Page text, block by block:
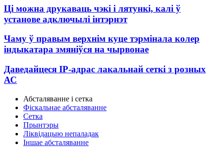
Ці можна друкаваць чэкі і лятункі, калі ў
установе адключылі інтэрнэт
Чаму ў правым верхнім куце тэрмінала колер
індыкатара змяніўся на чырвонае
Даведайцеся IP-адрас лакальнай сеткі з розных
АС
Абсталяванне і сетка
Фіскальнае абсталяванне
Сетка
Прынтэры
Ліквідацыю непаладак
Іншае абсталяванне